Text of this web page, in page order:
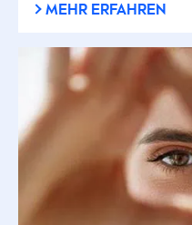
MEHR ERFAHREN